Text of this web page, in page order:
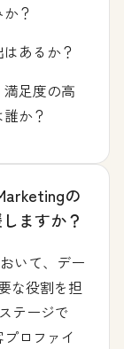
？
あるか？
足度の高
か？
の
ますか？
いて、デー
な役割を担
テージで
ロファイ